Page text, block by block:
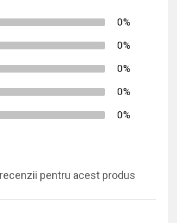
0%
0%
0%
0%
0%
pentru acest produs